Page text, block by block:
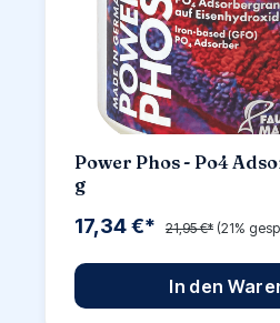
Power Phos - Po4
g
17,34 €* 21,95 €* (21%
In den